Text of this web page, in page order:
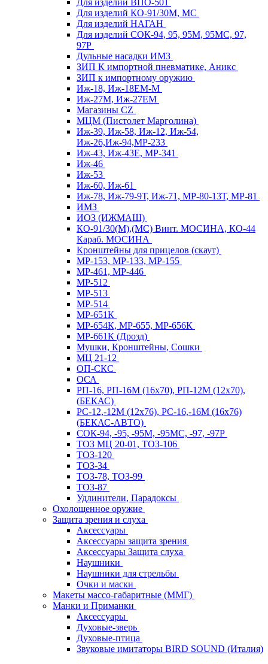
Для изделий ВПО-501
Для изделий КО-91/30М, МС
Для изделий НАГАН
Для изделий СОК-94, 95, 95М, 95МС, 97,
97Р
Дульные насадки ИМЗ
ЗИП К импортной пневматике, Аникс
ЗИП к импортному оружию
Иж-18, Иж-18ЕМ-М
Иж-27М, Иж-27ЕМ
Магазины CZ
МЦМ (Пистолет Марголина)
Иж-39, Иж-58, Иж-12, Иж-54,
Иж-26,Иж-94,МР-233
Иж-43, Иж-43Е, МР-341
Иж-46
Иж-53
Иж-60, Иж-61
Иж-78, Иж-79-9Т, Иж-71, МР-80-13Т, МР-81
ИМЗ
ИОЗ (ИЖМАШ)
КО-91/30(М),(МС) Винт. МОСИНА, КО-44
Караб. МОСИНА
Кронштейны для прицелов (скаут)
МР-153, МР-133, МР-155
МР-461, МР-446
МР-512
МР-513
МР-514
МР-651К
МР-654К, МР-655, МР-656К
МР-661К (Дрозд)
Мушки, Кронштейны, Сошки
МЦ 21-12
ОП-СКС
ОСА
РП-16, РП-16М (16х70), РП-12М (12х70),
(БЕКАС)
РС-12,-12М (12х76), РС-16,-16М (16х76)
(БЕКАС-АВТО)
СОК-94, -95, -95М, -95МС, -97, -97Р
ТОЗ МЦ 20-01, ТОЗ-106
ТОЗ-120
ТОЗ-34
ТОЗ-78, ТОЗ-99
ТОЗ-87
Удлинители, Парадоксы
Охолощенное оружие
Защита зрения и слуха
Аксессуары
Аксессуары защита зрения
Аксессуары Защита слуха
Наушники
Наушники для стрельбы
Очки и маски
Макеты массо-габаритные (ММГ)
Манки и Приманки
Аксессуары
Духовые-зверь
Духовые-птица
Звуковые имитаторы BIRD SOUND (Италия)